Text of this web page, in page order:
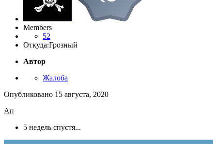
Members
52
Откуда:Грозный
Автор
Жалоба
Опубликовано 15 августа, 2020
Ап
5 недель спустя...